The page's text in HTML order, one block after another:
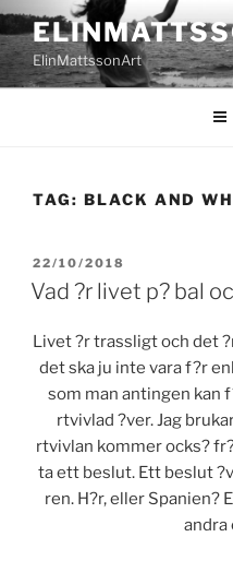
Skip
to
contentElinMattssonArt
TAG: BLACK AND
POSTED
ON
22/10/2018
Vad ?r livet p? bal
Livet ?r trassligt och det
det ska ju inte vara f?r
som man antingen kan
rtvivlad ?ver. Jag
rtvivlan kommer ocks?
ta ett beslut. Ett beslut
ren. H?r, eller Spanien?
andra